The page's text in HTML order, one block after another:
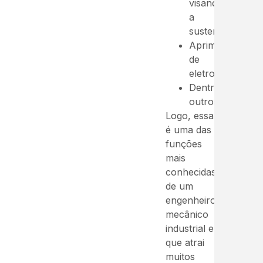
visando
a
sustentabilidade;
Aprimoramento
de
Dentre
outros.
Logo, essa
é uma das
funções
mais
conhecidas
de um
engenheiro
mecânico
industrial e
que atrai
muitos